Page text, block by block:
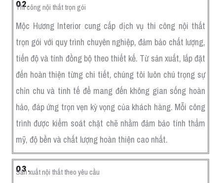
02.
Thi công nội thất trọn gói
Mộc Hương Interior cung cấp dịch vụ thi công nội thất
trọn gói với quy trình chuyên nghiệp, đảm bảo chất lượng,
tiến độ và tính đồng bộ theo thiết kế. Từ sản xuất, lắp đặt
đến hoàn thiện từng chi tiết, chúng tôi luôn chú trọng sự
chỉn chu và tinh tế để mang đến không gian sống hoàn
hảo, đáp ứng trọn vẹn kỳ vọng của khách hàng. Mỗi công
trình được kiểm soát chặt chẽ nhằm đảm bảo tính thẩm
mỹ, độ bền và chất lượng hoàn thiện cao nhất.
03.
Sản xuất nội thất theo yêu cầu